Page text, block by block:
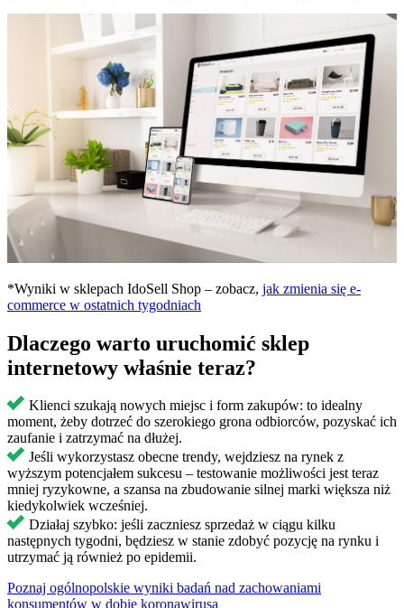
*Wyniki w sklepach IdoSell Shop – zobacz, jak zmienia się e-
commerce w ostatnich tygodniach
Dlaczego warto uruchomić sklep
internetowy właśnie teraz?
Klienci szukają nowych miejsc i form zakupów: to idealny
moment, żeby dotrzeć do szerokiego grona odbiorców, pozyskać ich
zaufanie i zatrzymać na dłużej.
Jeśli wykorzystasz obecne trendy, wejdziesz na rynek z
wyższym potencjałem sukcesu – testowanie możliwości jest teraz
mniej ryzykowne, a szansa na zbudowanie silnej marki większa niż
kiedykolwiek wcześniej.
Działaj szybko: jeśli zaczniesz sprzedaż w ciągu kilku
następnych tygodni, będziesz w stanie zdobyć pozycję na rynku i
utrzymać ją również po epidemii.
Poznaj ogólnopolskie wyniki badań nad zachowaniami
konsumentów w dobie koronawirusa